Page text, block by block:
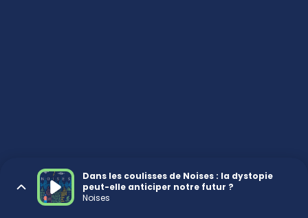
Dans les coulisses de Noises : la dystopie
peut-elle anticiper notre futur ?
Noises